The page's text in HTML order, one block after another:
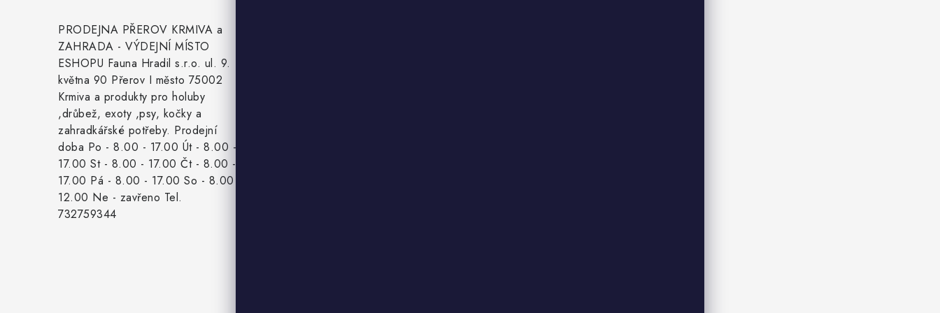
PRODEJNA PŘEROV KRMIVA a
ZAHRADA - VÝDEJNÍ MÍSTO
ESHOPU Fauna Hradil s.r.o. ul. 9.
května 90 Přerov I město 75002
Krmiva a produkty pro holuby
,drůbež, exoty ,psy, kočky a
zahradkářské potřeby. Prodejní
doba Po - 8.00 - 17.00 Út - 8.00 -
17.00 St - 8.00 - 17.00 Čt - 8.00 -
17.00 Pá - 8.00 - 17.00 So - 8.00 -
12.00 Ne - zavřeno Tel.
732759344